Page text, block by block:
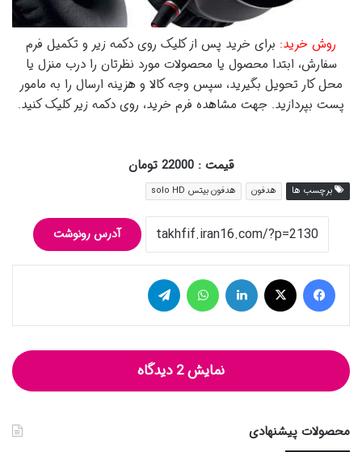
روش خرید: برای خرید پس از کلیک روی دکمه زیر و تکمیل فرم
سفارش، ابتدا محصول یا محصولات مورد نظرتان را درب منزل یا
محل کار تحویل بگیرید، سپس وجه کالا و هزینه ارسال را به مامور
پست بپردازید. جهت مشاهده فرم خرید، روی دکمه زیر کلیک کنید.
قیمت : 22000 تومان
برچسب ها هدفون هدفون بیتس solo HD
آدرس رونوشت
فیس بوک لینکدین
نمایش 2 دیدگاه
محصولات پیشنهادی